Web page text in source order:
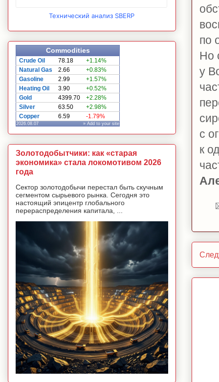
по
Но
у
с
к
Технический анализ SBERP
Commodities
Crude Oil 78.18
+1.14%
Natural Gas
2.66
+0.83%
Gasoline
2.99
+1.57%
Heating Oil
3.90
+0.52%
Gold
4399.70
+2.28%
Silver
63.50
+2.98%
Copper
6.59 -1.79%
2026.08.07 » Add to your site
Золотодобытчики: как «старая
экономика» стала локомотивом 2026
года
Сектор золотодобычи перестал быть скучным
сегментом сырьевого рынка. Сегодня это
настоящий эпицентр глобального
перераспределения капитала, ...